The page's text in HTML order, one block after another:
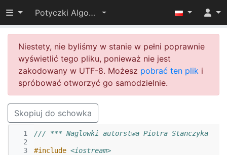
Przełącz widoczność menu
Potyczki Algorytmiczne 2014
Niestety, nie byliśmy w stanie w pełni poprawnie
wyświetlić tego pliku, ponieważ nie jest
zakodowany w UTF-8. Możesz pobrać ten plik i
spróbować otworzyć go samodzielnie.
Skopiuj do schowka
  1
  2
  3
/// *** Naglowki autorstwa Piotra Stanczyka
#include <iostream>